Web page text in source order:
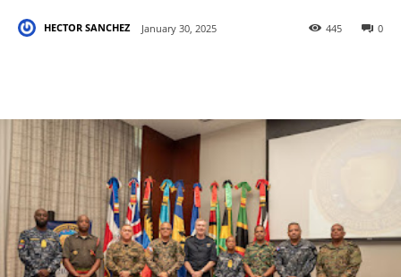
HECTOR SANCHEZ January 30, 2025 0
445